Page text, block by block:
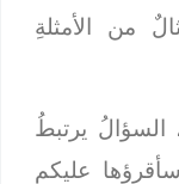
من الأمثلةِ
السؤالُ يرتبطُ
عليكم